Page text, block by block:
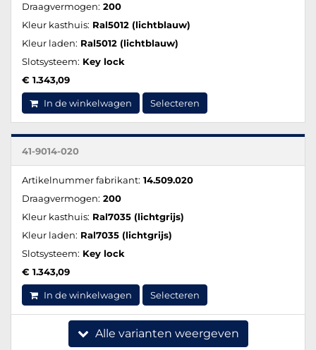
Draagvermogen: 200
Kleur kasthuis: Ral5012 (lichtblauw)
Kleur laden: Ral5012 (lichtblauw)
Slotsysteem: Key lock
€ 1.343,09
In de winkelwagen Selecteren
41-9014-020
Artikelnummer fabrikant: 14.509.020
Draagvermogen: 200
Kleur kasthuis: Ral7035 (lichtgrijs)
Kleur laden: Ral7035 (lichtgrijs)
Slotsysteem: Key lock
€ 1.343,09
In de winkelwagen Selecteren
Alle varianten weergeven